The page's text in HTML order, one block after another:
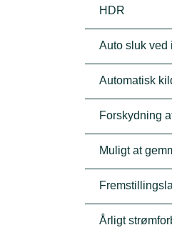
HDR
Auto sluk ved
Automatisk
Forskydning
Muligt at
Årligt